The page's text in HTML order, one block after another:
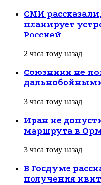
СМИ
планирует
Россией
2 часа тому назад
Союзники не
3 часа тому назад
Иран не
маршрута в
3 часа тому назад
В Госдуме
получения